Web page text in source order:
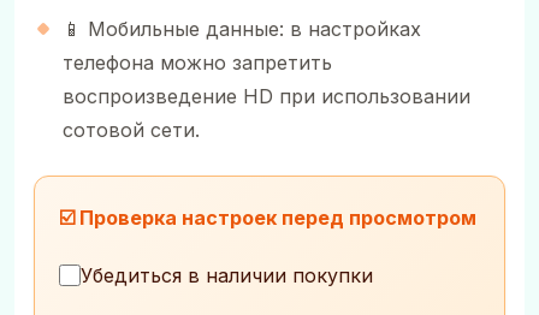
📱 Мобильные данные: в настройках
телефона можно запретить
воспроизведение HD при использовании
сотовой сети.
☑️ Проверка настроек перед просмотром
Убедиться в наличии покупки